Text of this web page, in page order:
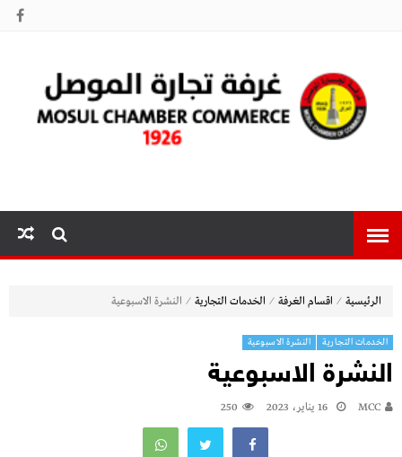
الموصل
الرئيسية ⁄ اقسام الغرفة ⁄ الخدمات التجارية ⁄ النشرة الاسبوعية
الخدمات التجارية النشرة الاسبوعية
النشرة الاسبوعية
MCC 16 يناير، 2023 250